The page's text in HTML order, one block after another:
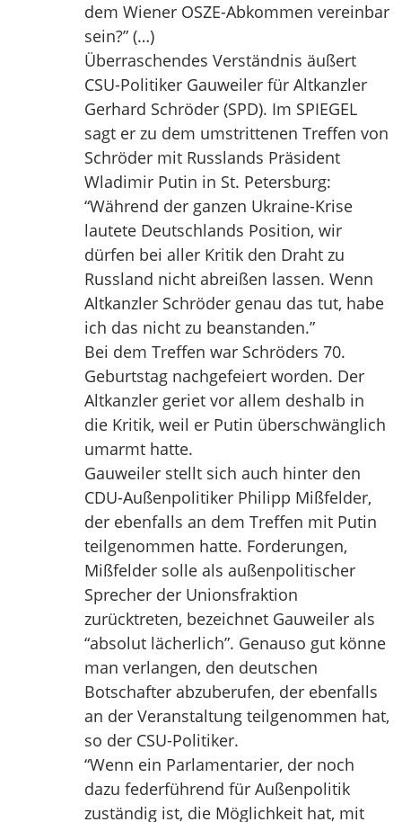
dem Wiener OSZE-Abkommen vereinbar
sein?” (…)
Überraschendes Verständnis äußert
CSU-Politiker Gauweiler für Altkanzler
Gerhard Schröder (SPD). Im SPIEGEL
sagt er zu dem umstrittenen Treffen von
Schröder mit Russlands Präsident
Wladimir Putin in St. Petersburg:
“Während der ganzen Ukraine-Krise
lautete Deutschlands Position, wir
dürfen bei aller Kritik den Draht zu
Russland nicht abreißen lassen. Wenn
Altkanzler Schröder genau das tut, habe
ich das nicht zu beanstanden.”
Bei dem Treffen war Schröders 70.
Geburtstag nachgefeiert worden. Der
Altkanzler geriet vor allem deshalb in
die Kritik, weil er Putin überschwänglich
umarmt hatte.
Gauweiler stellt sich auch hinter den
CDU-Außenpolitiker Philipp Mißfelder,
der ebenfalls an dem Treffen mit Putin
teilgenommen hatte. Forderungen,
Mißfelder solle als außenpolitischer
Sprecher der Unionsfraktion
zurücktreten, bezeichnet Gauweiler als
“absolut lächerlich”. Genauso gut könne
man verlangen, den deutschen
Botschafter abzuberufen, der ebenfalls
an der Veranstaltung teilgenommen hat,
so der CSU-Politiker.
“Wenn ein Parlamentarier, der noch
dazu federführend für Außenpolitik
zuständig ist, die Möglichkeit hat, mit